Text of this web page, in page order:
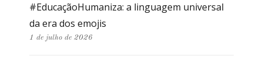
#EducaçãoHumaniza: a linguagem universal
da era dos emojis
1 de julho de 2026